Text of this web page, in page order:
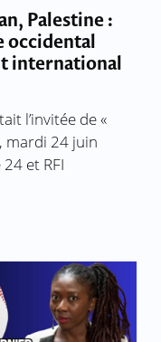
Palestine :
occidental
international
l’invitée de «
mardi 24 juin
et RFI